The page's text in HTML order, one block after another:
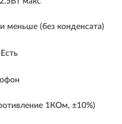
меньше (без конденсата)
1КОм, ±10%)